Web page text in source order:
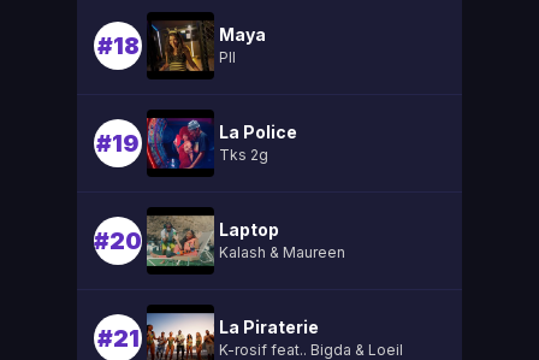
#18 Maya
Pll
#19 La Police
Tks 2g
#20 Laptop
Kalash & Maureen
#21 La Piraterie
K-rosif feat.. Bigda & Loeil